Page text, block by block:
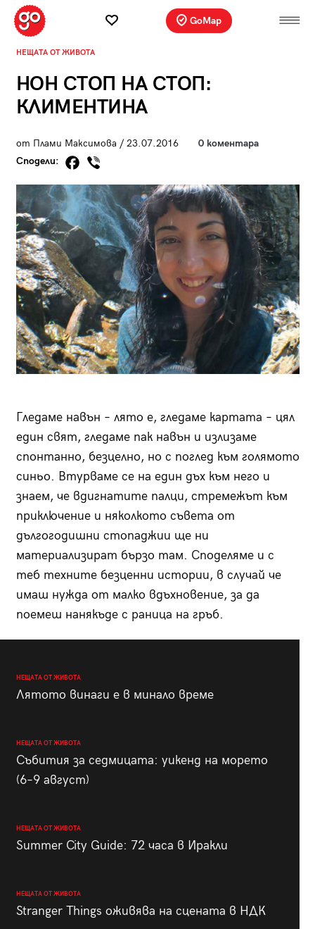
GoMap
НЕЩАТА ОТ ЖИВОТА
НОН СТОП НА СТОП:
КЛИМЕНТИНА
от Плами Максимова / 23.07.2016
0 коментара
Сподели:
Гледаме навън – лято е, гледаме картата – цял
един свят, гледаме пак навън и излизаме
спонтанно, безцелно, но с поглед към голямото
синьо. Втурваме се на един дъх към него и
знаем, че вдигнатите палци, стремежът към
приключение и няколкото съвета от
дългогодишни стопаджии ще ни
материализират бързо там. Споделяме и с
теб техните безценни истории, в случай че
имаш нужда от малко вдъхновение, за да
поемеш нанякъде с раница на гръб.
НЕЩАТА ОТ ЖИВОТА
Лятото винаги е в минало време
НЕЩАТА ОТ ЖИВОТА
Събития за седмицата: уикенд на морето
(6–9 август)
НЕЩАТА ОТ ЖИВОТА
Summer City Guide: 72 часа в Иракли
НЕЩАТА ОТ ЖИВОТА
Stranger Things оживява на сцената в НДК